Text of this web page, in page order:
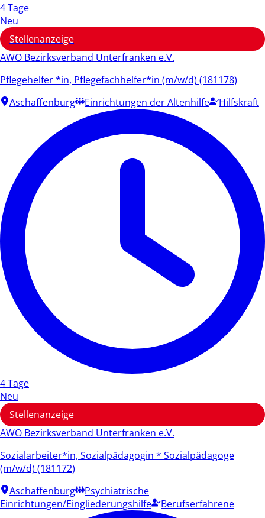
4 Tage
Neu
Stellenanzeige
AWO Bezirksverband Unterfranken e.V.
Pflegehelfer *in, Pflegefachhelfer*in (m/w/d) (181178)
Aschaffenburg
Einrichtungen der Altenhilfe Hilfskraft
4 Tage
Neu
Stellenanzeige
AWO Bezirksverband Unterfranken e.V.
Sozialarbeiter*in, Sozialpädagogin * Sozialpädagoge
(m/w/d) (181172)
Aschaffenburg
Psychiatrische
Einrichtungen/Eingliederungshilfe
Berufserfahrene